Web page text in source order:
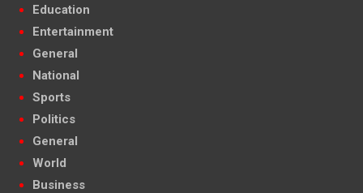
Education
Entertainment
General
National
Sports
Politics
General
World
Business